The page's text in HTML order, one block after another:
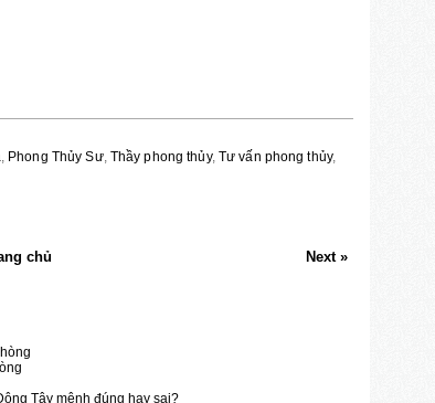
Phong Thủy Sư, Thầy phong thủy, Tư vấn phong thủy,
Next »
chủ
Tây mệnh đúng hay sai?